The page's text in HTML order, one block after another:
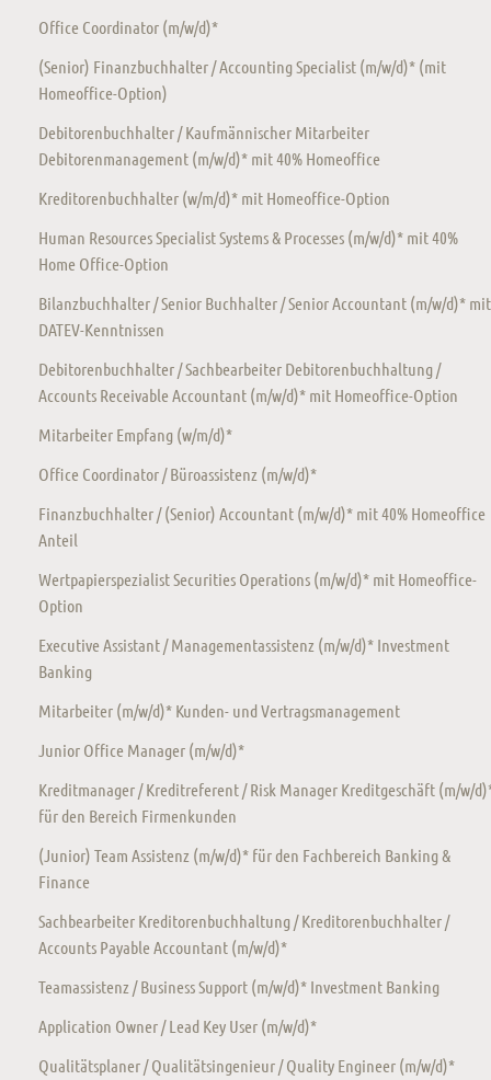
Office Coordinator (m/w/d)*
(Senior) Finanzbuchhalter / Accounting Specialist (m/w/d)* (mit
Homeoffice-Option)
Debitorenbuchhalter / Kaufmännischer Mitarbeiter
Debitorenmanagement (m/w/d)* mit 40% Homeoffice
Kreditorenbuchhalter (w/m/d)* mit Homeoffice-Option
Human Resources Specialist Systems & Processes (m/w/d)* mit 40%
Home Office-Option
Bilanzbuchhalter / Senior Buchhalter / Senior Accountant (m/w/d)* mit
DATEV-Kenntnissen
Debitorenbuchhalter / Sachbearbeiter Debitorenbuchhaltung /
Accounts Receivable Accountant (m/w/d)* mit Homeoffice-Option
Mitarbeiter Empfang (w/m/d)*
Office Coordinator / Büroassistenz (m/w/d)*
Finanzbuchhalter / (Senior) Accountant (m/w/d)* mit 40% Homeoffice
Anteil
Wertpapierspezialist Securities Operations (m/w/d)* mit Homeoffice-
Option
Executive Assistant / Managementassistenz (m/w/d)* Investment
Banking
Mitarbeiter (m/w/d)* Kunden- und Vertragsmanagement
Junior Office Manager (m/w/d)*
Kreditmanager / Kreditreferent / Risk Manager Kreditgeschäft (m/w/
für den Bereich Firmenkunden
(Junior) Team Assistenz (m/w/d)* für den Fachbereich Banking &
Finance
Sachbearbeiter Kreditorenbuchhaltung / Kreditorenbuchhalter /
Accounts Payable Accountant (m/w/d)*
Teamassistenz / Business Support (m/w/d)* Investment Banking
Application Owner / Lead Key User (m/w/d)*
Qualitätsplaner / Qualitätsingenieur / Quality Engineer (m/w/d)*